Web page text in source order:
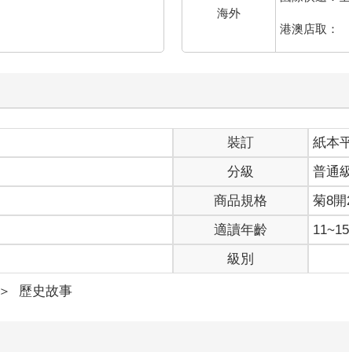
海外
港澳店取：
裝訂
紙本
分級
普通
商品規格
菊8
適讀年齡
級別
＞ 歷史故事